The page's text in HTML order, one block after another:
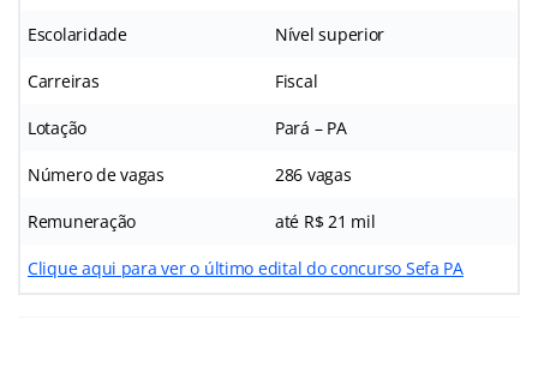
Escolaridade Nível superior
Carreiras Fiscal
Lotação Pará – PA
Número de vagas 286 vagas
Remuneração até R$ 21 mil
Clique aqui para ver o último edital do concurso Sefa PA